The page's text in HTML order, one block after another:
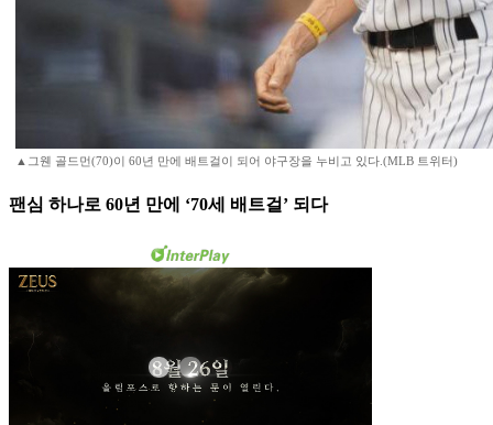
▲그웬 골드먼(70)이 60년 만에 배트걸이 되어 야구장을 누비고 있다.(MLB 트위터)
팬심 하나로 60년 만에 ‘70세 배트걸’ 되다